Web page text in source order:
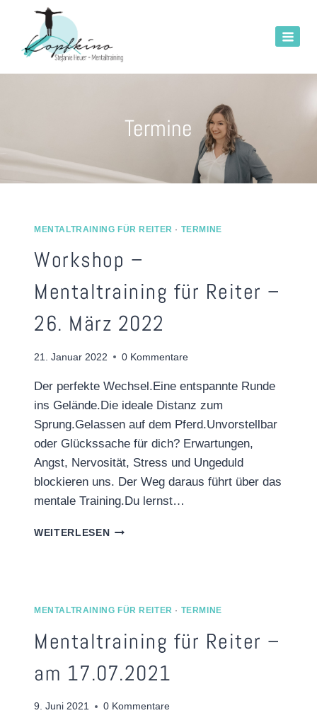
springen
Termine
MENTALTRAINING FÜR REITER · TERMINE
Workshop –
Mentaltraining für Reiter –
26. März 2022
21. Januar 2022 0 Kommentare
Der perfekte Wechsel.Eine entspannte Runde
ins Gelände.Die ideale Distanz zum
Sprung.Gelassen auf dem Pferd.Unvorstellbar
oder Glückssache für dich? Erwartungen,
Angst, Nervosität, Stress und Ungeduld
blockieren uns. Der Weg daraus führt über das
mentale Training.Du lernst…
WEITERLESENWORKSHOP
MÄRZ
2022
MENTALTRAINING FÜR REITER · TERMINE
Mentaltraining für Reiter –
am 17.07.2021
9. Juni 2021 0 Kommentare